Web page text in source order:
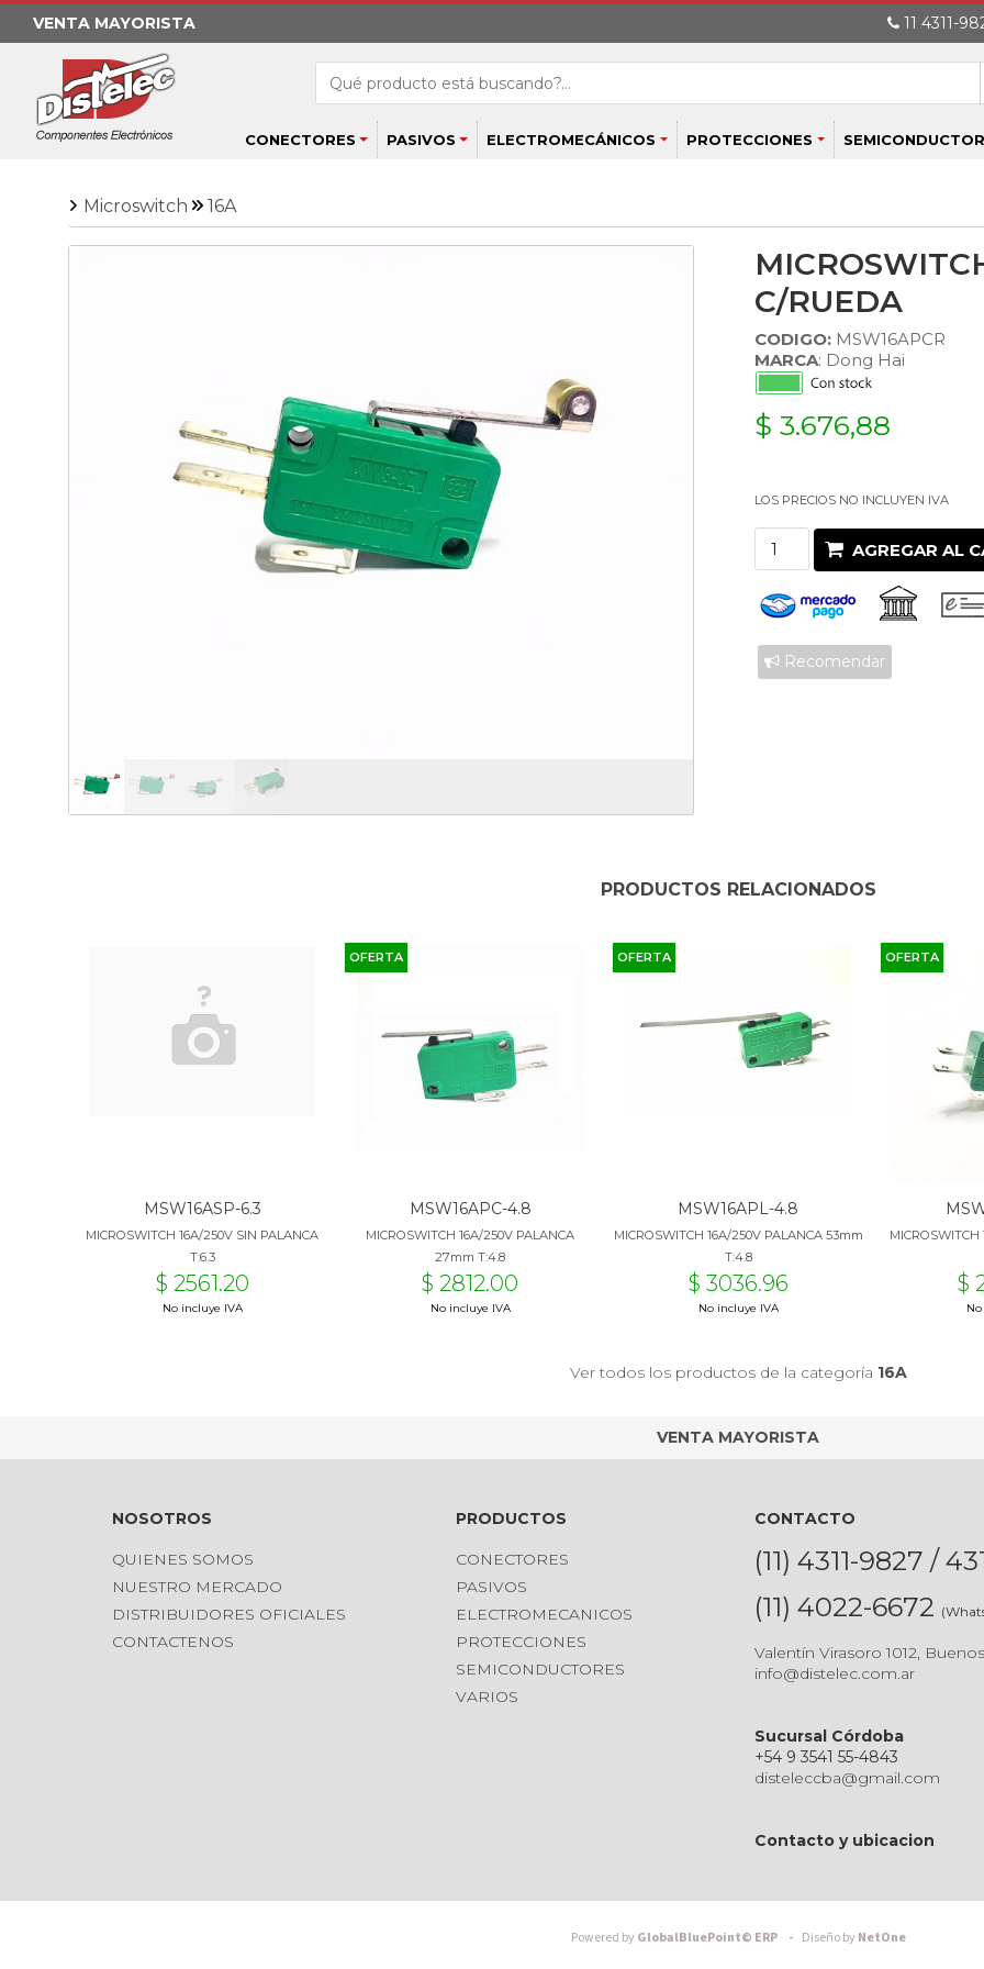
VENTA MAYORISTA 11 4311-
CONECTORES PASIVOS ELECTROMECÁNICOS PROTECCIONES
Microswitch 16A
C/RUEDA
CODIGO: MSW16APCR
MARCA: Dong Hai
$ 3.676,88
LOS PRECIOS NO INCLUYEN IVA
AGREGAR AL
Recomendar
PRODUCTOS RELACIONADOS
MSW16ASP-6.3
MICROSWITCH 16A/250V SIN PALANCA
T:6.3
$ 2561.20
No incluye IVA
OFERTA
MSW16APC-4.8
MICROSWITCH 16A/250V PALANCA
27mm T:4.8
$ 2812.00
No incluye IVA
OFERTA
MSW16APL-4.8
MICROSWITCH 16A/250V PALANCA 53mm
T:4.8
$ 3036.96
No incluye IVA
OFERTA
$
Ver todos los productos de la categoría 16A
VENTA MAYORISTA
NOSOTROS
QUIENES SOMOS
NUESTRO MERCADO
DISTRIBUIDORES OFICIALES
CONTACTENOS
PRODUCTOS
CONECTORES
PASIVOS
ELECTROMECANICOS
PROTECCIONES
SEMICONDUCTORES
VARIOS
CONTACTO
(11) 4311-9827 /
(11) 4022-6672
Valentín Virasoro 1012,
info@distelec.com.ar
Sucursal Córdoba
+54 9 3541 55-4843
disteleccba@gmail.com
Contacto y ubicacion
Powered byGlobalBluePoint© ERP - Diseño byNetOne